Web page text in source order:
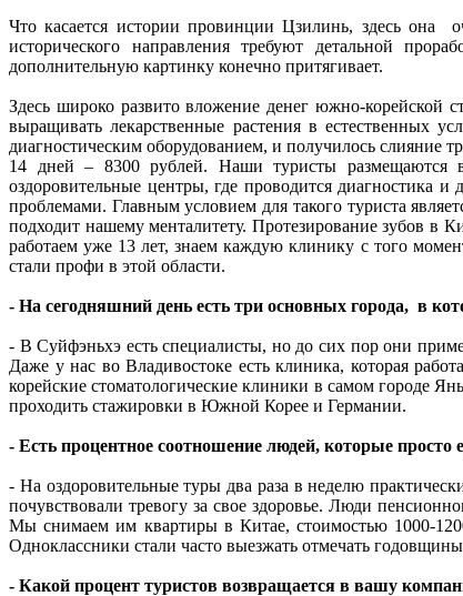
Что касается истории провинции Цзилинь, здесь она
исторического направления требуют детальной
дополнительную картинку конечно притягивает.
Здесь широко развито вложение денег южно-корейской
выращивать лекарственные растения в естественных
диагностическим оборудованием, и получилось слияние
14 дней – 8300 рублей. Наши туристы размещаются
оздоровительные центры, где проводится диагностика
проблемами. Главным условием для такого туриста
подходит нашему менталитету. Протезирование зубов в
работаем уже 13 лет, знаем каждую клинику с того
стали профи в этой области.
- На сегодняшний день есть три основных города, в
- В Суйфэньхэ есть специалисты, но до сих пор они
Даже у нас во Владивостоке есть клиника, которая
корейские стоматологические клиники в самом городе
проходить стажировки в Южной Корее и Германии.
- Есть процентное соотношение людей, которые просто
- На оздоровительные туры два раза в неделю
почувствовали тревогу за свое здоровье. Люди
Мы снимаем им квартиры в Китае, стоимостью 1000-
Одноклассники стали часто выезжать отмечать
- Какой процент туристов возвращается в вашу